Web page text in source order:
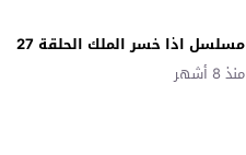
مسلسل اذا خسر الملك الحلقة 27
منذ 8 أشهر